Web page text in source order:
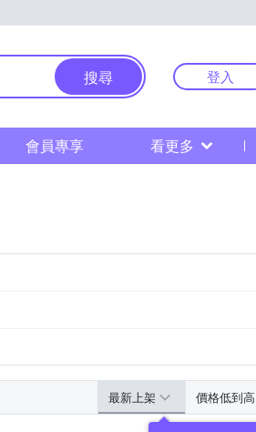
搜尋 登入
會員專享 看更多
最新上架 價格低到高